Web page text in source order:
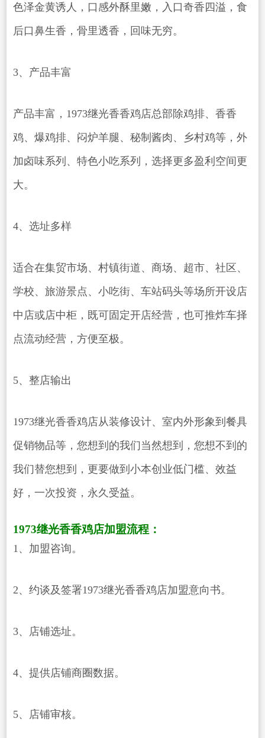
色泽金黄诱人，口感外酥里嫩，入口奇香四溢，食
后口鼻生香，骨里透香，回味无穷。
3、产品丰富
产品丰富，1973继光香香鸡店总部除鸡排、香香
鸡、爆鸡排、闷炉羊腿、秘制酱肉、乡村鸡等，外
加卤味系列、特色小吃系列，选择更多盈利空间更
大。
4、选址多样
适合在集贸市场、村镇街道、商场、超市、社区、
学校、旅游景点、小吃街、车站码头等场所开设店
中店或店中柜，既可固定开店经营，也可推炸车择
点流动经营，方便至极。
5、整店输出
1973继光香香鸡店从装修设计、室内外形象到餐具
促销物品等，您想到的我们当然想到，您想不到的
我们替您想到，更要做到小本创业低门槛、效益
好，一次投资，永久受益。
1973继光香香鸡店加盟流程：
1、加盟咨询。
2、约谈及签署1973继光香香鸡店加盟意向书。
3、店铺选址。
4、提供店铺商圈数据。
5、店铺审核。